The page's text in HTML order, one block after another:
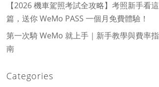
【2026 機車駕照考試全攻略】考照新手看這
篇，送你 WeMo PASS 一個月免費體驗！
第一次騎 WeMo 就上手｜新手教學與費率指
南
Categories